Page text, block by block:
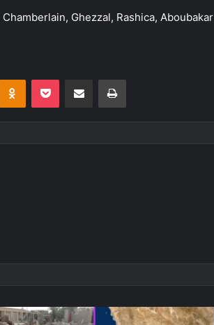
Ghezzal, Rashica, Aboubakar
Odnoklassniki
Pocket E-Posta ile paylaş Yazdır